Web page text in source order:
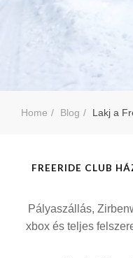
Home Blog Lakj a
FREERIDE CLUB
Pályaszállás,
xbox és teljes